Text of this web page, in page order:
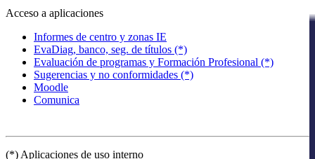
Acceso a aplicaciones
Informes de centro y zonas IE
EvaDiag, banco, seg. de títulos (*)
Evaluación de programas y Formación Profesional (*)
Sugerencias y no conformidades (*)
Moodle
Comunica
(*) Aplicaciones de uso interno